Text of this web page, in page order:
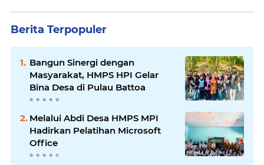
Berita Terpopuler
Bangun Sinergi dengan
Masyarakat, HMPS HPI Gelar
Bina Desa di Pulau Battoa
Melalui Abdi Desa HMPS MPI
Hadirkan Pelatihan Microsoft
Office